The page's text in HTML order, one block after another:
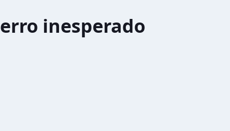
erro inesperado